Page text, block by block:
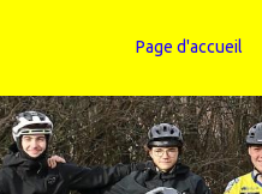
Page d'accueil